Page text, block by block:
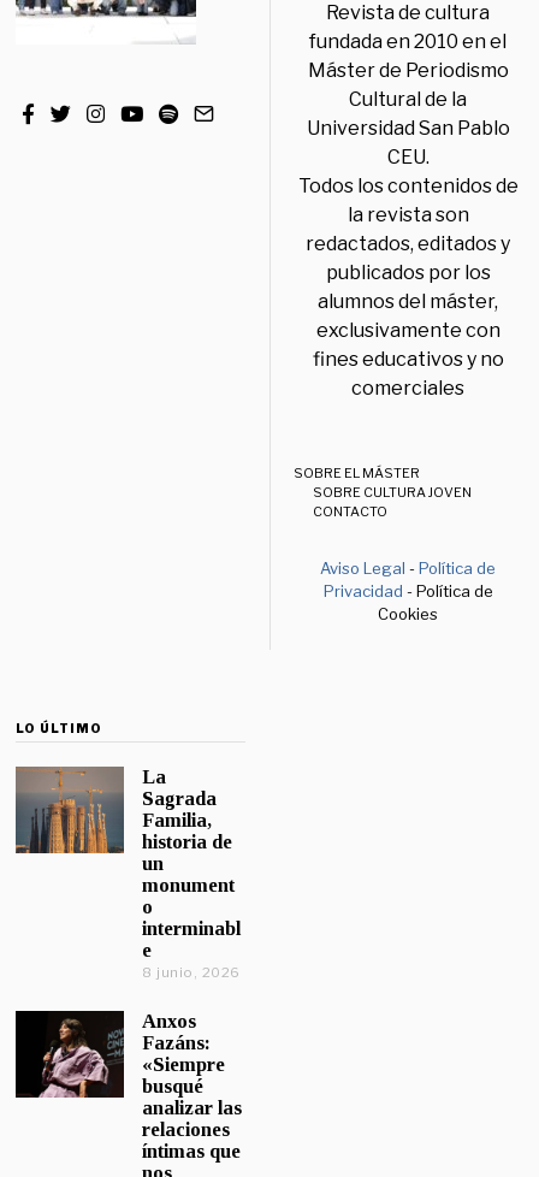
Revista de cultura
fundada en 2010 en el
Máster de Periodismo
Cultural de la
Universidad San Pablo
CEU.
Todos los contenidos de
la revista son
redactados, editados y
publicados por los
alumnos del máster,
exclusivamente con
fines educativos y no
comerciales
SOBRE EL MÁSTER
SOBRE CULTURA JOVEN
CONTACTO
Aviso Legal -Política de
Privacidad - Política de
Cookies
LO ÚLTIMO
La
Sagrada
Familia,
historia de
un
monument
o
interminabl
e
8 junio, 2026
Anxos
Fazáns:
«Siempre
busqué
analizar las
relaciones
íntimas que